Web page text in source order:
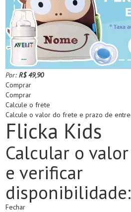
Por: R$ 49,90
Comprar
Comprar
Calcule o frete
Calcule o valor do frete e prazo de
Flicka Kids
Calcular o
e verificar
disponibilidade:
Fechar